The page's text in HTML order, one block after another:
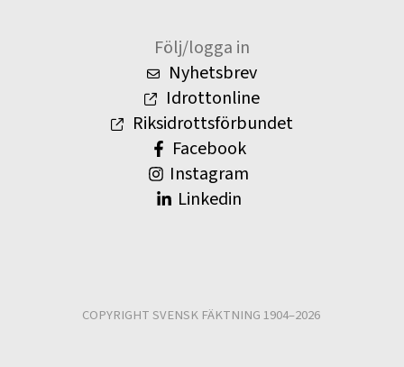
Följ/logga in
Nyhetsbrev
Idrottonline
Riksidrottsförbundet
Facebook
Instagram
Linkedin
COPYRIGHT SVENSK FÄKTNING 1904–2026